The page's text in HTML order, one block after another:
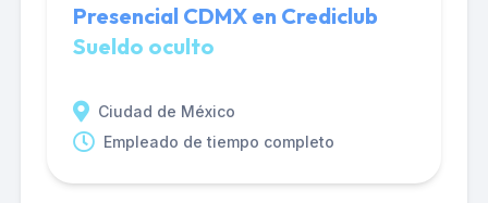
Presencial CDMX en Crediclub
Sueldo oculto
Ciudad de México
Empleado de tiempo completo